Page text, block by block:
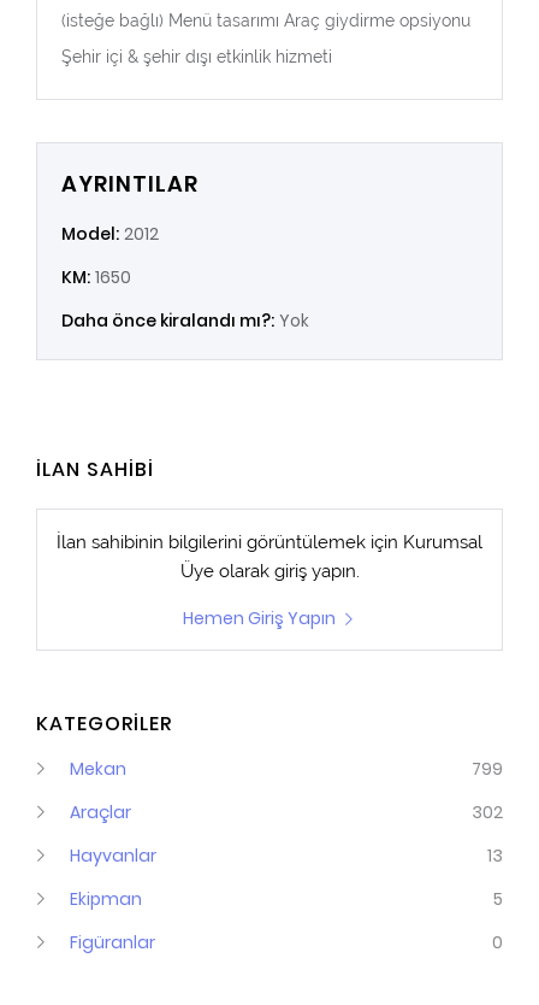
(isteğe bağlı) Menü tasarımı Araç giydirme opsiyonu
Şehir içi & şehir dışı etkinlik hizmeti
AYRINTILAR
Model: 2012
KM: 1650
Daha önce kiralandı mı?: Yok
İLAN SAHİBİ
İlan sahibinin bilgilerini görüntülemek için Kurumsal
Üyeolarak giriş yapın.
Hemen Giriş Yapın
KATEGORİLER
Mekan
799
Araçlar
302
Hayvanlar
13
Ekipman
5
Figüranlar
0